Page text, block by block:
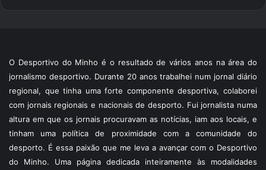
O Desportivo do Minho é o resultado de vários anos na área do
jornalismo desportivo. Durante 20 anos trabalhei num jornal diário
regional, que tinha uma forte componente desportiva, colaborei
com jornais regionais e nacionais de desporto. Fui jornalista numa
altura em que os jornais procuravam as notícias, iam aos locais, e
tinham uma política de proximidade com a comunidade do
desporto. É essa paixão que me leva a avançar com o Desportivo
do Minho. Uma página dedicada inteiramente às modalidades